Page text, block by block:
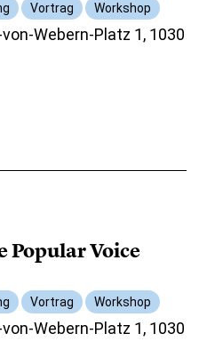
Vortrag Workshop
Webern-Platz 1, 1030
Popular Voice
Vortrag Workshop
Webern-Platz 1, 1030